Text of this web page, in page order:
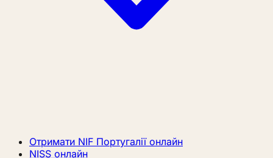
Отримати NIF Португалії онлайн
NISS онлайн